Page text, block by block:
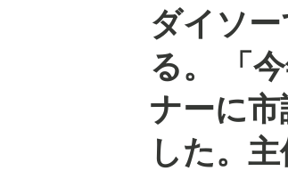
ダイソ
る。 「
ナーに
した。